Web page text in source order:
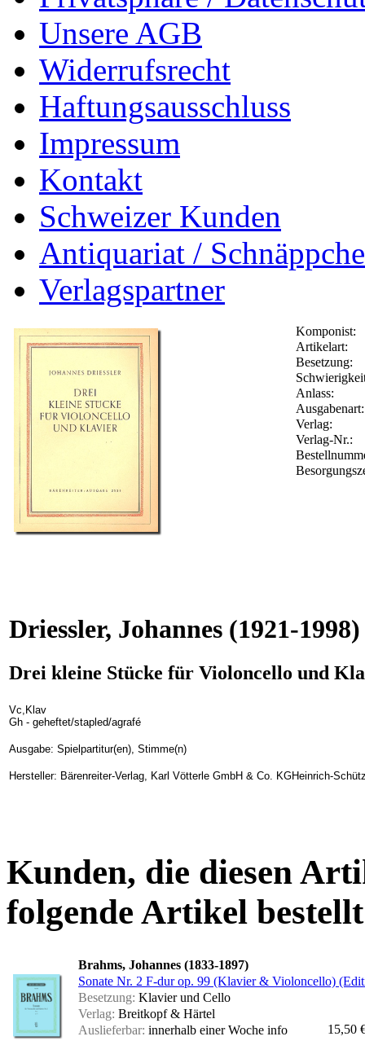
Unsere AGB
Widerrufsrecht
Haftungsausschluss
Impressum
Kontakt
Schweizer Kunden
Antiquariat /
Verlagspartner
Komponist:
Artikelart:
Besetzung:
Anlass:
Ausgabenart:
Verlag:
Verlag-Nr.:
Driessler, Johannes (1921-1998)
Drei kleine Stücke für Violoncello und
Vc,Klav
Gh - geheftet/stapled/agrafé
Ausgabe: Spielpartitur(en), Stimme(n)
Hersteller: Bärenreiter-Verlag, Karl Vötterle GmbH & Co. KGHeinrich-
Kunden, die diesen
folgende Artikel
Brahms, Johannes (1833-1897)
Sonate Nr. 2 F-dur op. 99 (Klavier & Violoncello)
Besetzung: Klavier und Cello
Verlag: Breitkopf & Härtel
Auslieferbar: innerhalb einer Woche info 15,50